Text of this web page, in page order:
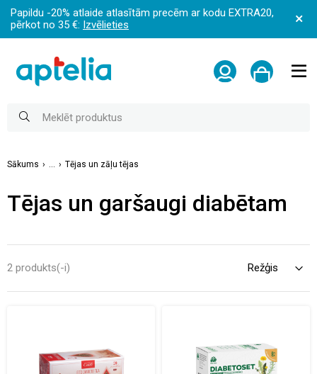
Papildu -20% atlaide atlasītām precēm ar kodu EXTRA20,
pērkot no 35 €: Izvēlieties
Sākums Tējas un zāļu tējas
Tējas un garšaugi diabētam
2 produkts(-i)